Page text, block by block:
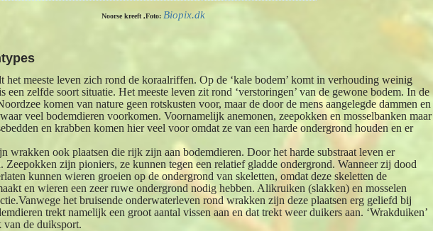
Noorse kreeft ,Foto: Biopix.dk
het meeste leven zich rond de koraalriffen. Op de ‘kale bodem’ komt in verhouding weinig
een zelfde soort situatie. Het meeste leven zit rond ‘verstoringen’ van de gewone bodem. In de
komen van nature geen rotskusten voor, maar de door de mens aangelegde dammen en
veel bodemdieren voorkomen. Voornamelijk anemonen, zeepokken en mosselbanken maar
en krabben komen hier veel voor omdat ze van een harde ondergrond houden en er
wrakken ook plaatsen die rijk zijn aan bodemdieren. Door het harde substraat leven er
Zeepokken zijn pioniers, ze kunnen tegen een relatief gladde ondergrond. Wanneer zij dood
kunnen wieren groeien op de ondergrond van skeletten, omdat deze skeletten de
en wieren een zeer ruwe ondergrond nodig hebben. Alikruiken (slakken) en mosselen
het bruisende onderwaterleven rond wrakken zijn deze plaatsen erg geliefd bij
trekt namelijk een groot aantal vissen aan en dat trekt weer duikers aan. ‘Wrakduiken’
van de duiksport.